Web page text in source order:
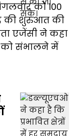
को 100
की शुरुआत की
एजेंसी ने कहा
को संभालने में